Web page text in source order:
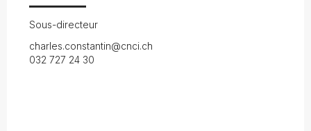
Sous-directeur
charles.constantin@cnci.ch
032 727 24 30